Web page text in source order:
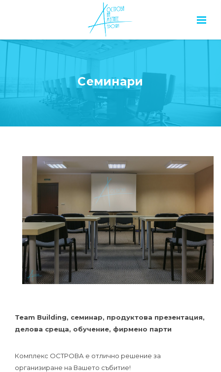
Семинари
Team Building, семинар, продуктова презентация,
делова среща, обучение, фирмено парти
Комплекс ОСТРОВА е отлично решение за
организиране на Вашето събитие!